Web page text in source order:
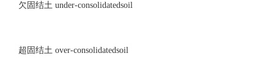
欠固结土 under-consolidatedsoil
超固结土 over-consolidatedsoil